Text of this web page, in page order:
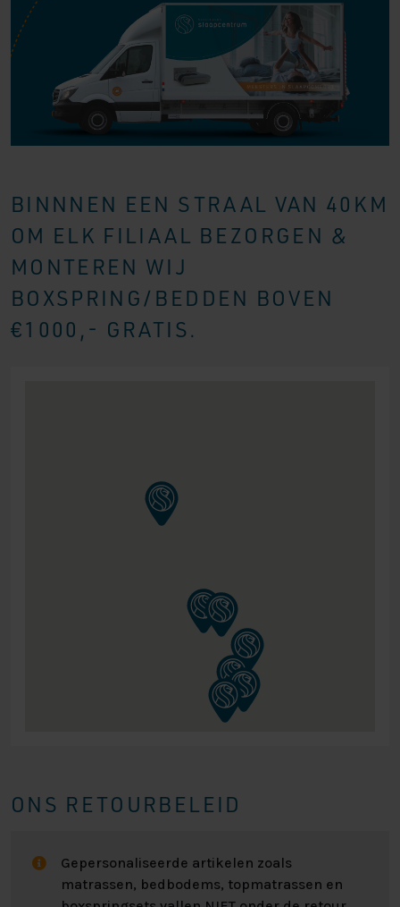
BINNNEN EEN STRAAL VAN 40KM
OM ELK FILIAAL BEZORGEN &
MONTEREN WIJ
BOXSPRING/BEDDEN BOVEN
€1000,- GRATIS.
ONS RETOURBELEID
Gepersonaliseerde artikelen zoals
matrassen, bedbodems, topmatrassen en